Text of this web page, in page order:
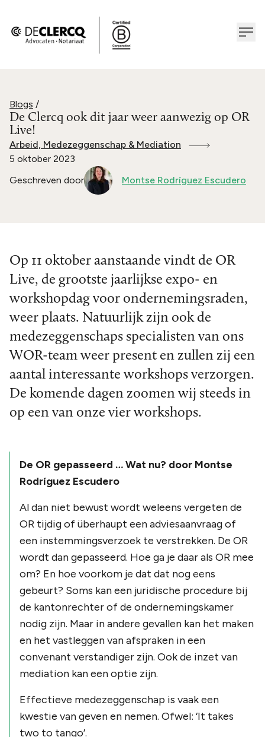
Blogs /
De Clercq ook dit jaar weer aanwezig op OR
Live!
Arbeid, Medezeggenschap & Mediation
5 oktober 2023
Geschreven door
Montse Rodríguez Escudero
Op 11 oktober aanstaande vindt de OR
Live, de grootste jaarlijkse expo- en
workshopdag voor ondernemingsraden,
weer plaats. Natuurlijk zijn ook de
medezeggenschaps specialisten van ons
WOR-team weer present en zullen zij een
aantal interessante workshops verzorgen.
De komende dagen zoomen wij steeds in
op een van onze vier workshops.
De OR gepasseerd … Wat nu? door Montse
Rodríguez Escudero
Al dan niet bewust wordt weleens vergeten de
OR tijdig of überhaupt een adviesaanvraag of
een instemmingsverzoek te verstrekken. De OR
wordt dan gepasseerd. Hoe ga je daar als OR mee
om? En hoe voorkom je dat dat nog eens
gebeurt? Soms kan een juridische procedure bij
de kantonrechter of de ondernemingskamer
nodig zijn. Maar in andere gevallen kan het maken
en het vastleggen van afspraken in een
convenant verstandiger zijn. Ook de inzet van
mediation kan een optie zijn.
Effectieve medezeggenschap is vaak een
kwestie van geven en nemen. Ofwel: ‘It takes
two to tango’.